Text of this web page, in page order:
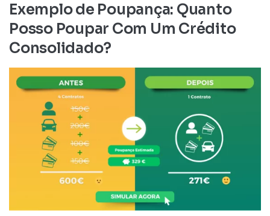
Exemplo de Poupança: Quanto
Posso Poupar Com Um Crédito
Consolidado?